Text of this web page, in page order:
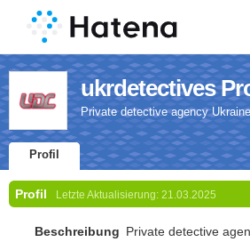
ukrdetectives
Private detective agency Ukraine
Profil
Profil Letzte Aktualisierung: 21.03.2025
Beschreibung Private detective